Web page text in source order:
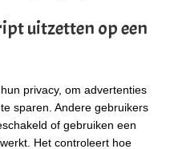
uitzetten op een
privacy, om advertenties
sparen. Andere gebruikers
of gebruiken een
Het controleert hoe